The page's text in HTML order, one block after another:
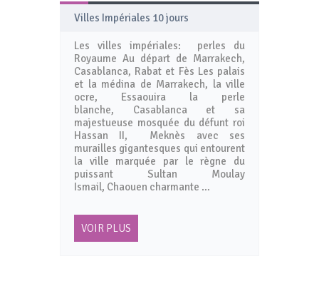
Villes Impériales 10 jours
Les villes impériales: perles du
Royaume Au départ de Marrakech,
Casablanca, Rabat et Fès Les palais
et la médina de Marrakech, la ville
ocre, Essaouira la perle
blanche, Casablanca et sa
majestueuse mosquée du défunt roi
Hassan II, Meknès avec ses
murailles gigantesques qui entourent
la ville marquée par le règne du
puissant Sultan Moulay
Ismail, Chaouen charmante …
VOIR PLUS